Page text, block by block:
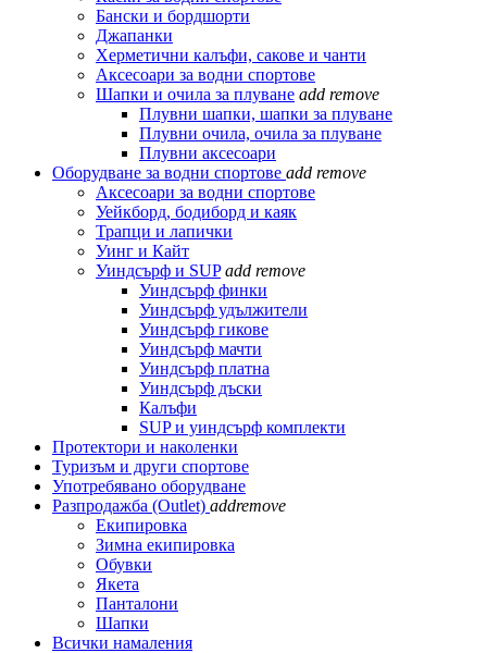
Бански и бордшорти
Джапанки
Херметични калъфи, сакове и чанти
Аксесоари за водни спортове
Шапки и очила за плуване add remove
Плувни шапки, шапки за плуване
Плувни очила, очила за плуване
Плувни аксесоари
Оборудване за водни спортове add remove
Аксесоари за водни спортове
Уейкборд, бодиборд и каяк
Трапци и лапички
Уинг и Кайт
Уиндсърф и SUP add remove
Уиндсърф финки
Уиндсърф удължители
Уиндсърф гикове
Уиндсърф мачти
Уиндсърф платна
Уиндсърф дъски
Калъфи
SUP и уиндсърф комплекти
Протектори и наколенки
Туризъм и други спортове
Употребявано оборудване
Разпродажба (Outlet) addremove
Екипировка
Зимна екипировка
Обувки
Якета
Панталони
Шапки
Всички намаления